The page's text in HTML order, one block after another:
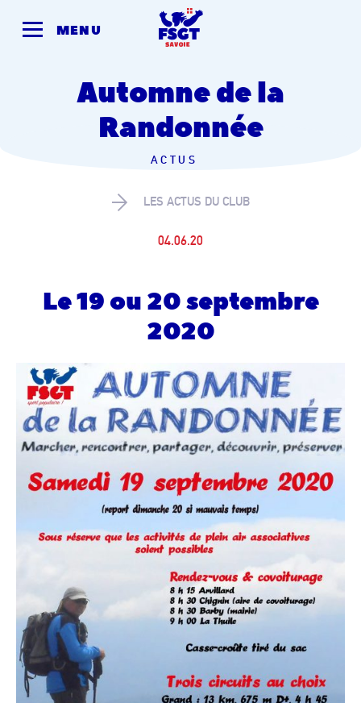
MENU
Automne de la
Randonnée
ACTUS
LES ACTUS DU CLUB
04.06.20
Le 19 ou 20 septembre
2020